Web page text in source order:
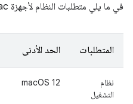
في ما يلي متطلبات النظام لأجهزة Mac:
المتطلبات الحد الأدنى
نظام
التشغيل
‫macOS 12